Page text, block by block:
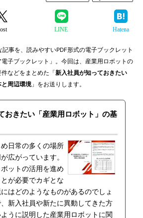
LINE Hatena
事を、読みやすいPDF形式の電子ブックレット
子ブックレット」。今回は、産業用ロボットの
などをまとめた「 新入社員が知っておきたい
と周辺環境 」をお送りします。
おきたい「産業用ロボット」の基
日常の多くの場所
広がっています。
ットの活用を進め
が必要でカギとな
はどのようなものがあるのでしょ
新入社員や新たに異動してきた方
うに説明した産業用ロボットに関